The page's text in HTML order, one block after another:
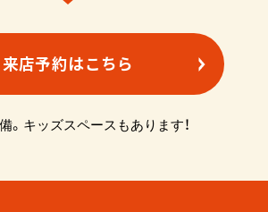
来店予約はこちら
。キッズスペースもあります！